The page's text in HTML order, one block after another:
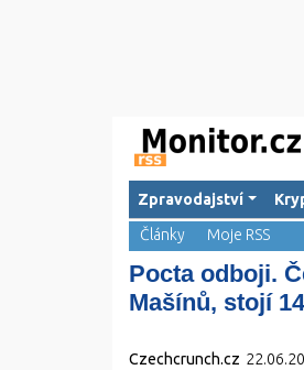
Zpravodajství
Články
Moje RSS
Pocta odboji.
Mašínů, stojí
Czechcrunch.cz